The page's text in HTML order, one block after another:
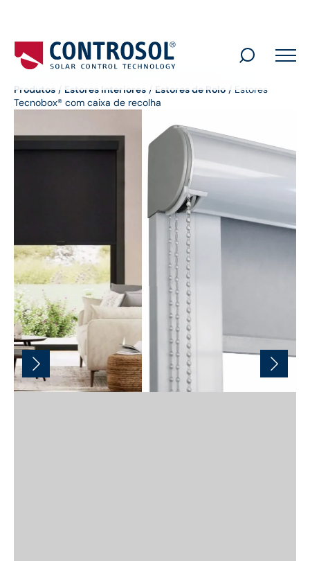
Search
Produtos / Estores Interiores / Estores de Rolo / Estores
Tecnobox® com caixa de recolha